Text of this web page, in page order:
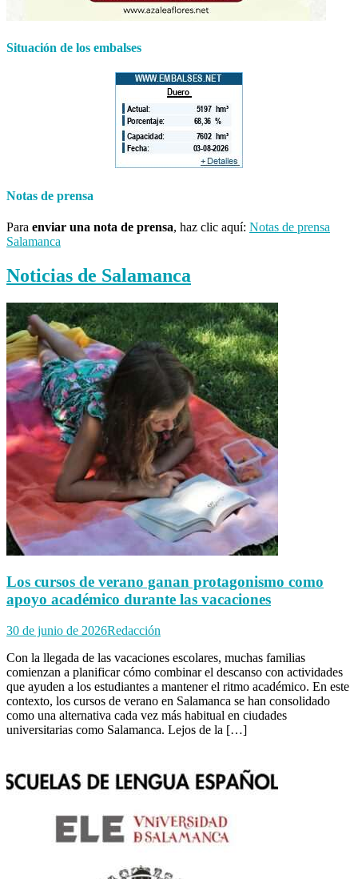
Situación de los embalses
Notas de prensa
Para enviar una nota de prensa, haz clic aquí: Notas de prensa
Salamanca
Noticias de Salamanca
Los cursos de verano ganan protagonismo como
apoyo académico durante las vacaciones
30 de junio de 2026Redacción
Con la llegada de las vacaciones escolares, muchas familias
comienzan a planificar cómo combinar el descanso con actividades
que ayuden a los estudiantes a mantener el ritmo académico. En este
contexto, los cursos de verano en Salamanca se han consolidado
como una alternativa cada vez más habitual en ciudades
universitarias como Salamanca. Lejos de la […]